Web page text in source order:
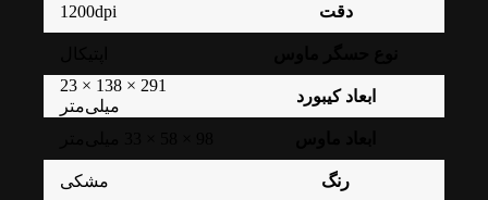
دقت 1200dpi
ابعاد کیبورد
291 × 138 × 23
میلی‌متر
رنگ مشکی